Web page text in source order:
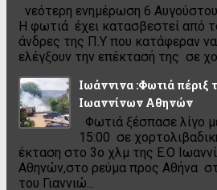
νεότερη ενημέρωση 6
Η φωτιά έχει κατασβεστεί από
άνδρες της Π.Υ που κατάφεραν να
ελέγξουν την επέκτασή της σε
Ιωάννινα :Φωτιά πέριξ
Ιωαννίνων Αθηνών
Φωτιά ξέσπασε λίγο
15:00 σε
έκταση στο 3ο χλμ της Ε.Ο
Αθηνών,στο ρεύμα προς Αθήνα
του Γιαννιώ...